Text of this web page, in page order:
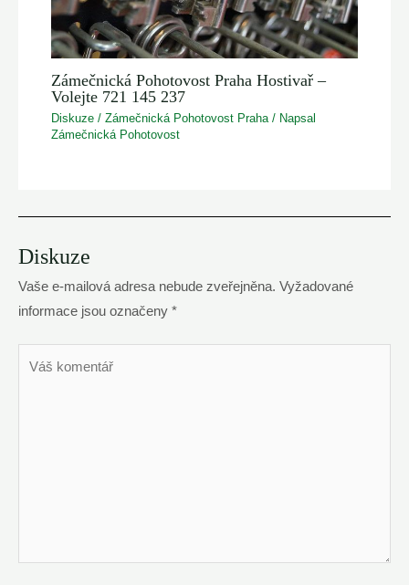
Zámečnická Pohotovost Praha Hostivař –
Volejte 721 145 237
Diskuze /Zámečnická Pohotovost Praha/ Napsal
Zámečnická Pohotovost
Diskuze
Vaše e-mailová adresa nebude zveřejněna. Vyžadované
informace jsou označeny *